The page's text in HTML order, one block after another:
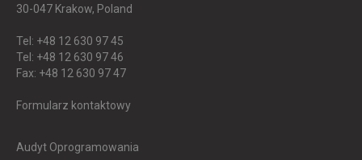
30-047 Krakow, Poland
Tel: +48 12 630 97 45
Tel: +48 12 630 97 46
Fax: +48 12 630 97 47
Formularz kontaktowy
Audyt Oprogramowania